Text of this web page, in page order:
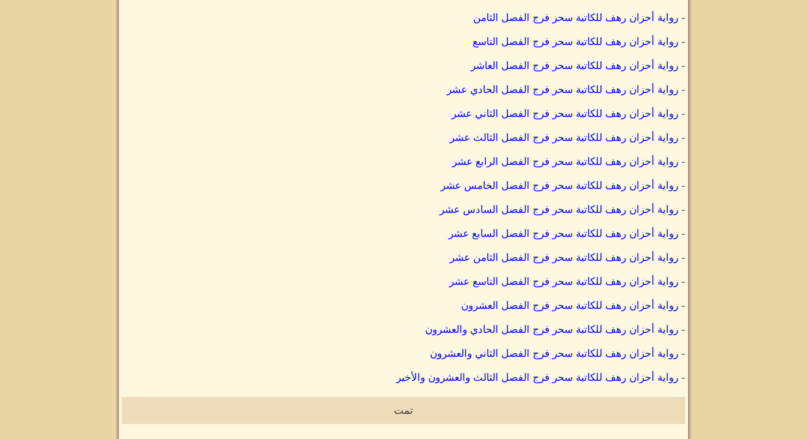
- رواية أحزان رهف للكاتبة سحر فرج الفصل الثامن
- رواية أحزان رهف للكاتبة سحر فرج الفصل التاسع
- رواية أحزان رهف للكاتبة سحر فرج الفصل العاشر
- رواية أحزان رهف للكاتبة سحر فرج الفصل الحادي عشر
- رواية أحزان رهف للكاتبة سحر فرج الفصل الثاني عشر
- رواية أحزان رهف للكاتبة سحر فرج الفصل الثالث عشر
- رواية أحزان رهف للكاتبة سحر فرج الفصل الرابع عشر
- رواية أحزان رهف للكاتبة سحر فرج الفصل الخامس عشر
- رواية أحزان رهف للكاتبة سحر فرج الفصل السادس عشر
- رواية أحزان رهف للكاتبة سحر فرج الفصل السابع عشر
- رواية أحزان رهف للكاتبة سحر فرج الفصل الثامن عشر
- رواية أحزان رهف للكاتبة سحر فرج الفصل التاسع عشر
- رواية أحزان رهف للكاتبة سحر فرج الفصل العشرون
- رواية أحزان رهف للكاتبة سحر فرج الفصل الحادي والعشرون
- رواية أحزان رهف للكاتبة سحر فرج الفصل الثاني والعشرون
- رواية أحزان رهف للكاتبة سحر فرج الفصل الثالث والعشرون والأخير
تمت